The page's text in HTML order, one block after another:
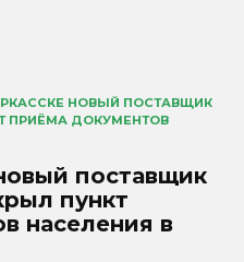
НОВЫЙ ПОСТАВЩИК
ПРИЁМА ДОКУМЕНТОВ
поставщик
пункт
населения в